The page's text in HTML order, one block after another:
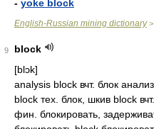
- yoke block
English-Russian mining dictionary>
9
block
[blɔk]
analysis block вчт. блок
block тех. блок, шкив block
фин. блокировать,